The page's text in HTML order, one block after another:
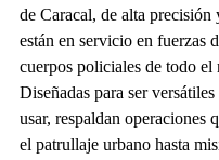
de Caracal, de alta
están en servicio en fuerzas
cuerpos policiales de todo el
Diseñadas para ser
usar, respaldan operaciones
el patrullaje urbano hasta